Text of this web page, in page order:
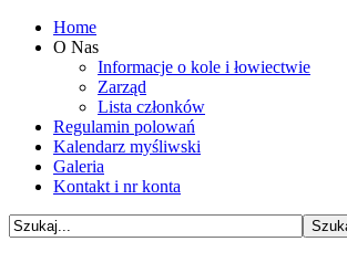
Home
O Nas
Informacje o kole i łowiectwie
Zarząd
Lista członków
Regulamin polowań
Kalendarz myśliwski
Galeria
Kontakt i nr konta